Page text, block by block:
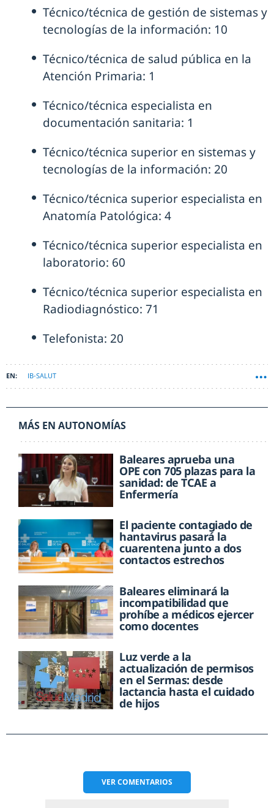
Técnico/técnica de gestión de sistemas y
tecnologías de la información: 10
Técnico/técnica de salud pública en la
Atención Primaria: 1
Técnico/técnica especialista en
documentación sanitaria: 1
Técnico/técnica superior en sistemas y
tecnologías de la información: 20
Técnico/técnica superior especialista en
Anatomía Patológica: 4
Técnico/técnica superior especialista en
laboratorio: 60
Técnico/técnica superior especialista en
Radiodiagnóstico: 71
Telefonista: 20
IB-SALUT
MÁS EN AUTONOMÍAS
Baleares aprueba una
OPE con 705 plazas para la
sanidad: de TCAE a
Enfermería
El paciente contagiado de
hantavirus pasará la
cuarentena junto a dos
contactos estrechos
Baleares eliminará la
incompatibilidad que
prohíbe a médicos ejercer
como docentes
Luz verde a la
actualización de permisos
en el Sermas: desde
lactancia hasta el cuidado
de hijos
VERCOMENTARIOS